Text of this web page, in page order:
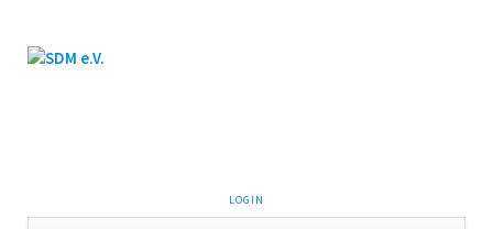
LOGIN